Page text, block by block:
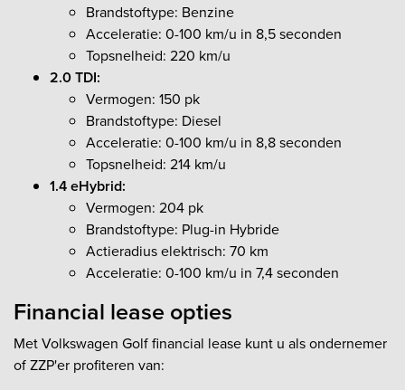
Brandstoftype: Benzine
Acceleratie: 0-100 km/u in 8,5 seconden
Topsnelheid: 220 km/u
2.0 TDI:
Vermogen: 150 pk
Brandstoftype: Diesel
Acceleratie: 0-100 km/u in 8,8 seconden
Topsnelheid: 214 km/u
1.4 eHybrid:
Vermogen: 204 pk
Brandstoftype: Plug-in Hybride
Actieradius elektrisch: 70 km
Acceleratie: 0-100 km/u in 7,4 seconden
Financial lease opties
Met Volkswagen Golf financial lease kunt u als ondernemer
of ZZP'er profiteren van: